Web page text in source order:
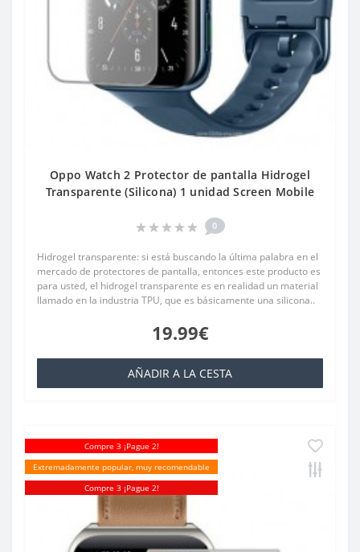
Oppo Watch 2 Protector de pantalla Hidrogel
Transparente (Silicona) 1 unidad Screen Mobile
0
Hidrogel transparente: si está buscando la última palabra en el
mercado de protectores de pantalla, entonces este producto es
para usted, el hidrogel transparente es en realidad un material
llamado en la industria TPU, que es básicamente una silicona..
19.99€
AÑADIR A LA CESTA
Compre 3 ¡Pague 2!
Extremadamente popular, muy recomendable
Compre 3 ¡Pague 2!